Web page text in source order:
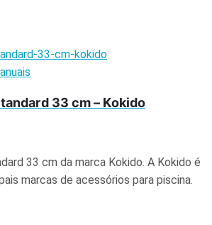
33 cm – Kokido
33 cm da marca Kokido. A Kokido é
marcas de acessórios para piscina.